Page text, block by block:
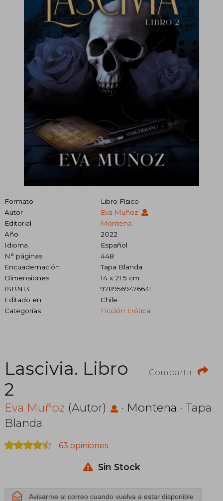
Formato
Libro Físico
Autor
Eva Muñoz
Editorial
Montena
Año
2022
Idioma
Español
N° páginas
448
Encuadernación
Tapa Blanda
Dimensiones
14 x 21.5 cm
ISBN13
9789569476631
Editado en
Chile
Categorías
Ficción Erótica
Compartir
Lascivia. Libro
2
Eva Muñoz (Autor) · Montena · Tapa
Blanda
63 opiniones
Sin Stock
Avisarme al correo cuando vuelva a estar disponible